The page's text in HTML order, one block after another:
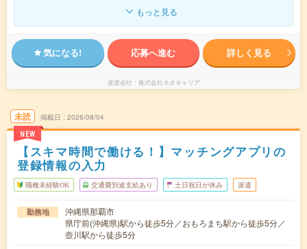
もっと見る
気になる! 応募へ進む 詳しく見る
派遣会社 株式会社ネオキャリア
未読
NEW
掲載日 2026/08/04
【スキマ時間で働ける！】マッチングアプリの
登録情報の入力
職種未経験OK 交通費別途支給あり 土日祝日が休み 派遣
勤務地
沖縄県那覇市
県庁前(沖縄県)駅から徒歩5分／おもろまち駅から徒歩5分／
壺川駅から徒歩5分